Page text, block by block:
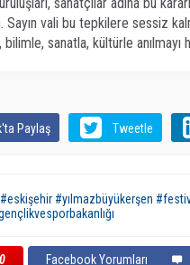
Sayın vali bu tepkilere sessiz
sanatla, kültürle anılmayı
Paylaş Tweetle
#eskişehir #yılmazbüyükerşen
0 Facebook Yorumları